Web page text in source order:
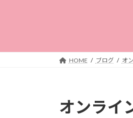
プ
動
HOME ブログ オ
オンライ